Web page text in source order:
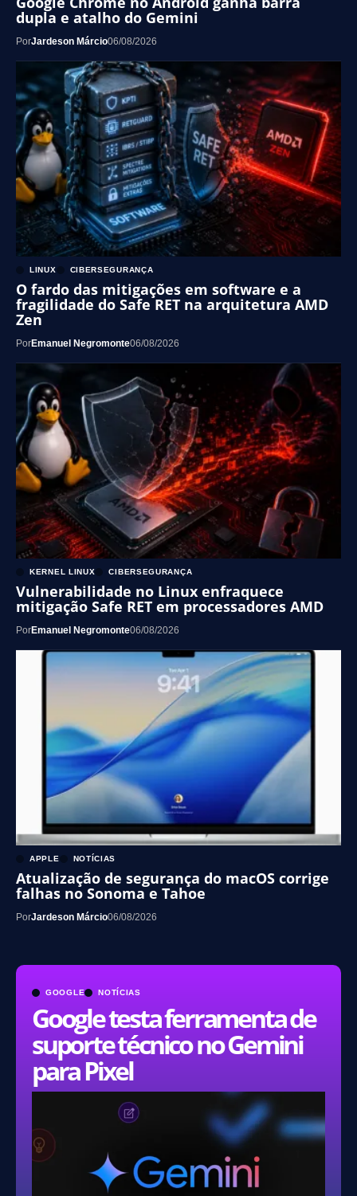
GOOGLE NOTÍCIAS
Google testa ferramenta de
suporte técnico no Gemini
para Pixel
dupla e atalho do Gemini
PorJardeson Márcio06/08/2026
LINUX CIBERSEGURANÇA
O fardo das mitigações em software e a
fragilidade do Safe RET na arquitetura AMD
Zen
PorEmanuel Negromonte06/08/2026
KERNEL LINUX CIBERSEGURANÇA
Vulnerabilidade no Linux enfraquece
mitigação Safe RET em processadores AMD
PorEmanuel Negromonte06/08/2026
APPLE NOTÍCIAS
Atualização de segurança do macOS corrige
falhas no Sonoma e Tahoe
PorJardeson Márcio06/08/2026